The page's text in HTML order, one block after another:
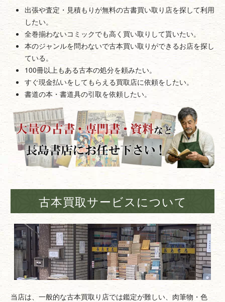
出張や査定・見積もりが無料の古書買い取り店を探して利用
したい。
全巻揃わないコミックでも高く買い取りして貰いたい。
本のジャンルを問わないで古本買い取りができるお店を探し
ている。
100冊以上もある古本の処分を頼みたい。
すぐ現金払いをしてもらえる買取店に依頼をしたい。
書道の本・書道具の引取を依頼したい。
古本買取サービスについて
当店は、一般的な古本買取り店では鑑定が難しい、肉筆物・色